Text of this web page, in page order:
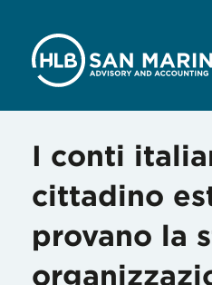
I conti
cittadino
provano la